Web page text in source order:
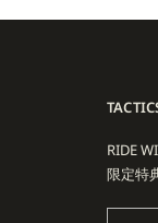
RIDE
限定特